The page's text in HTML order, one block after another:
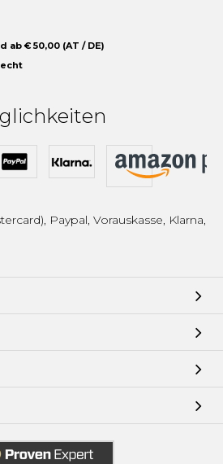
ab € 50,00 (AT / DE)
Paypal, Vorauskasse, Klarna,